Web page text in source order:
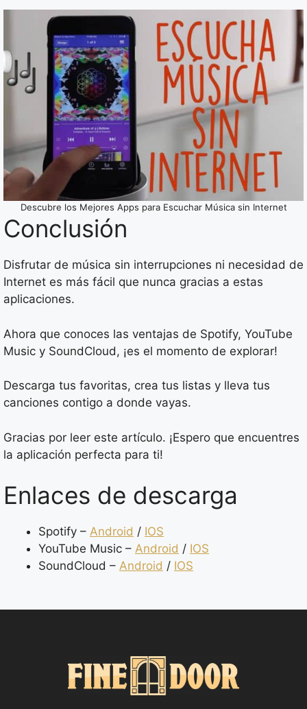
Descubre los Mejores Apps para Escuchar Música sin Internet
Conclusión
Disfrutar de música sin interrupciones ni necesidad de
Internet es más fácil que nunca gracias a estas
aplicaciones.
Ahora que conoces las ventajas de Spotify, YouTube
Music y SoundCloud, ¡es el momento de explorar!
Descarga tus favoritas, crea tus listas y lleva tus
canciones contigo a donde vayas.
Gracias por leer este artículo. ¡Espero que encuentres
la aplicación perfecta para ti!
Enlaces de descarga
Spotify – Android / IOS
YouTube Music – Android / IOS
SoundCloud – Android / IOS